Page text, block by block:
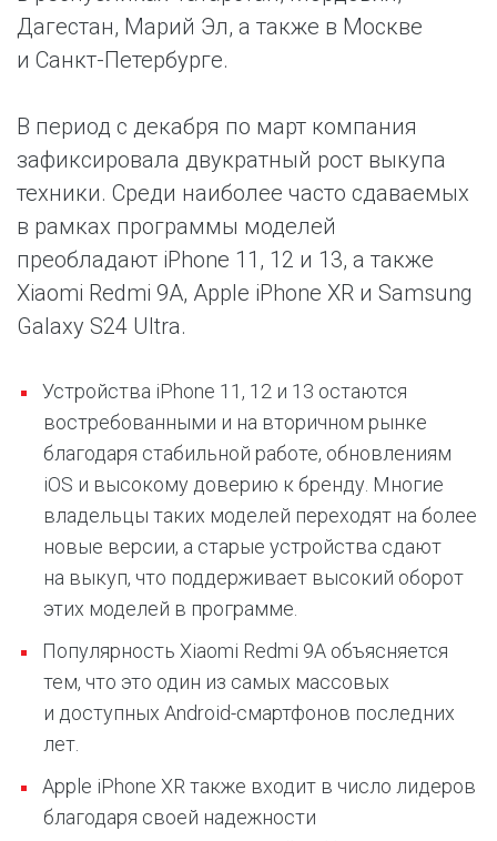
Дагестан, Марий Эл, а также в Москве
и Санкт-Петербурге.
В период с декабря по март компания
зафиксировала двукратный рост выкупа
техники. Среди наиболее часто сдаваемых
в рамках программы моделей
преобладают iPhone 11, 12 и 13, а также
Xiaomi Redmi 9A, Apple iPhone XR и Samsung
Galaxy S24 Ultra.
Устройства iPhone 11, 12 и 13 остаются
востребованными и на вторичном рынке
благодаря стабильной работе, обновлениям
iOS и высокому доверию к бренду. Многие
владельцы таких моделей переходят на более
новые версии, а старые устройства сдают
на выкуп, что поддерживает высокий оборот
этих моделей в программе.
Популярность Xiaomi Redmi 9A объясняется
тем, что это один из самых массовых
и доступных Android-смартфонов последних
лет.
Apple iPhone XR также входит в число лидеров
благодаря своей надежности